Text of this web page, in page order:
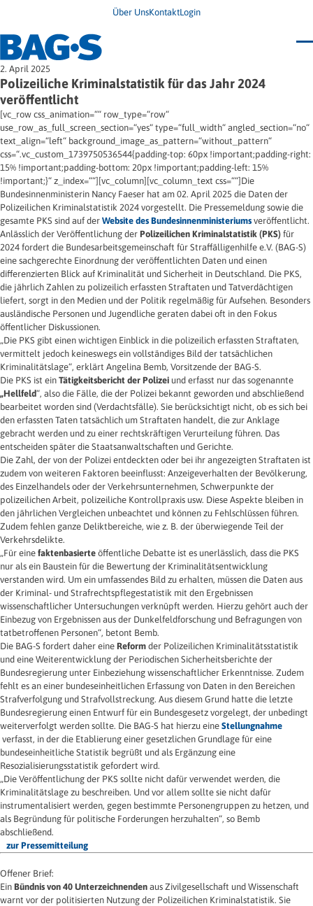
Über UnsKontaktLogin
Bundestagung 2026
Wo finde ich Hilfe?
News
Termine
Veröffentlichungen
Infodienst
Wegweiser
Jugendbroschüre
Impulse
Presse & Stellungnahmen
Newsletter
Unsere Themen
Angehörige
Ersatzfreiheitsstrafe
Freie Straffälligenhilfe
Gesundheit
Migration
Frauen
Wohnen
2. April 2025
Polizeiliche Kriminalstatistik für das Jahr 2024
veröffentlicht
[vc_row css_animation=““ row_type=“row“
use_row_as_full_screen_section=“yes“ type=“full_width“ angled_section=“no“
text_align=“left“ background_image_as_pattern=“without_pattern“
css=“.vc_custom_1739750536544{padding-top: 60px !important;padding-right:
15% !important;padding-bottom: 20px !important;padding-left: 15%
!important;}“ z_index=““][vc_column][vc_column_text css=““]Die
Bundesinnenministerin Nancy Faeser hat am 02. April 2025 die Daten der
Polizeilichen Kriminalstatistik 2024 vorgestellt. Die Pressemeldung sowie die
gesamte PKS sind auf der Website des Bundesinnenministeriums veröffentlicht.
Anlässlich der Veröffentlichung der Polizeilichen Kriminalstatistik (PKS) für
2024 fordert die Bundesarbeitsgemeinschaft für Straffälligenhilfe e.V. (BAG-S)
eine sachgerechte Einordnung der veröffentlichten Daten und einen
differenzierten Blick auf Kriminalität und Sicherheit in Deutschland. Die PKS,
die jährlich Zahlen zu polizeilich erfassten Straftaten und Tatverdächtigen
liefert, sorgt in den Medien und der Politik regelmäßig für Aufsehen. Besonders
ausländische Personen und Jugendliche geraten dabei oft in den Fokus
öffentlicher Diskussionen.
„Die PKS gibt einen wichtigen Einblick in die polizeilich erfassten Straftaten,
vermittelt jedoch keineswegs ein vollständiges Bild der tatsächlichen
Kriminalitätslage“, erklärt Angelina Bemb, Vorsitzende der BAG-S.
Die PKS ist ein Tätigkeitsbericht der Polizei und erfasst nur das sogenannte
„Hellfeld“, also die Fälle, die der Polizei bekannt geworden und abschließend
bearbeitet worden sind (Verdachtsfälle). Sie berücksichtigt nicht, ob es sich bei
den erfassten Taten tatsächlich um Straftaten handelt, die zur Anklage
gebracht werden und zu einer rechtskräftigen Verurteilung führen. Das
entscheiden später die Staatsanwaltschaften und Gerichte.
Die Zahl, der von der Polizei entdeckten oder bei ihr angezeigten Straftaten ist
zudem von weiteren Faktoren beeinflusst: Anzeigeverhalten der Bevölkerung,
des Einzelhandels oder der Verkehrsunternehmen, Schwerpunkte der
polizeilichen Arbeit, polizeiliche Kontrollpraxis usw. Diese Aspekte bleiben in
den jährlichen Vergleichen unbeachtet und können zu Fehlschlüssen führen.
Zudem fehlen ganze Deliktbereiche, wie z. B. der überwiegende Teil der
Verkehrsdelikte.
„Für eine faktenbasierte öffentliche Debatte ist es unerlässlich, dass die PKS
nur als ein Baustein für die Bewertung der Kriminalitätsentwicklung
verstanden wird. Um ein umfassendes Bild zu erhalten, müssen die Daten aus
der Kriminal- und Strafrechtspflegestatistik mit den Ergebnissen
wissenschaftlicher Untersuchungen verknüpft werden. Hierzu gehört auch der
Einbezug von Ergebnissen aus der Dunkelfeldforschung und Befragungen von
tatbetroffenen Personen“, betont Bemb.
Die BAG-S fordert daher eine Reform der Polizeilichen Kriminalitätsstatistik
und eine Weiterentwicklung der Periodischen Sicherheitsberichte der
Bundesregierung unter Einbeziehung wissenschaftlicher Erkenntnisse. Zudem
fehlt es an einer bundeseinheitlichen Erfassung von Daten in den Bereichen
Strafverfolgung und Strafvollstreckung. Aus diesem Grund hatte die letzte
Bundesregierung einen Entwurf für ein Bundesgesetz vorgelegt, der unbedingt
weiterverfolgt werden sollte. Die BAG-S hat hierzu eine Stellungnahme
verfasst, in der die Etablierung einer gesetzlichen Grundlage für eine
bundeseinheitliche Statistik begrüßt und als Ergänzung eine
Resozialisierungsstatistik gefordert wird.
„Die Veröffentlichung der PKS sollte nicht dafür verwendet werden, die
Kriminalitätslage zu beschreiben. Und vor allem sollte sie nicht dafür
instrumentalisiert werden, gegen bestimmte Personengruppen zu hetzen, und
als Begründung für politische Forderungen herzuhalten“, so Bemb
abschließend.
zur Pressemitteilung
Offener Brief:
Ein Bündnis von 40 Unterzeichnenden aus Zivilgesellschaft und Wissenschaft
warnt vor der politisierten Nutzung der Polizeilichen Kriminalstatistik. Sie